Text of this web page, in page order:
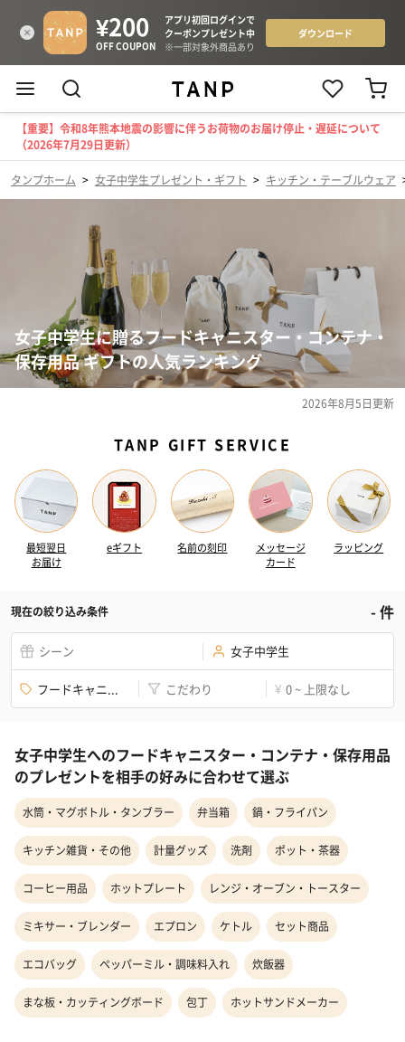
【重要】令和8年熊本地震の影響に伴うお荷物のお届け停止・遅延について
（2026年7月29日更新）
タンプホーム > 女子中学生プレゼント・ギフト > キッチン・テーブルウェア
女子中学生に贈るフードキャニスター・コンテナ・
保存用品 ギフトの人気ランキング
2026年8月5日更新
TANP GIFT SERVICE
最短翌日
お届け
eギフト 名前の刻印
メッセージ
カード
ラッピング
現在の絞り込み条件 -件
シーン 女子中学生
フードキャニ... こだわり ¥ 0 ~ 上限なし
女子中学生へのフードキャニスター・コンテナ・保存用品
のプレゼントを相手の好みに合わせて選ぶ
水筒・マグボトル・タンブラー 弁当箱 鍋・フライパン
キッチン雑貨・その他 計量グッズ 洗剤 ポット・茶器
コーヒー用品 ホットプレート レンジ・オーブン・トースター
ミキサー・ブレンダー エプロン ケトル セット商品
エコバッグ ペッパーミル・調味料入れ 炊飯器
まな板・カッティングボード 包丁 ホットサンドメーカー